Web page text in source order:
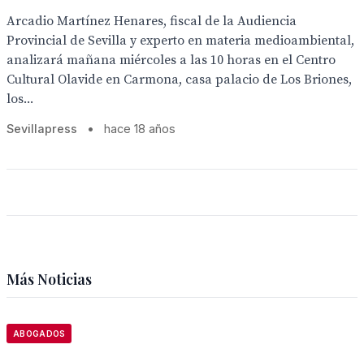
Arcadio Martínez Henares, fiscal de la Audiencia
Provincial de Sevilla y experto en materia medioambiental,
analizará mañana miércoles a las 10 horas en el Centro
Cultural Olavide en Carmona, casa palacio de Los Briones,
los...
Sevillapress • hace 18 años
Más Noticias
ABOGADOS